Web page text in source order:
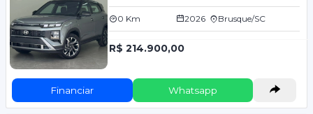
0 Km 2026 Brusque/SC
R$ 214.900,00
Financiar Whatsapp